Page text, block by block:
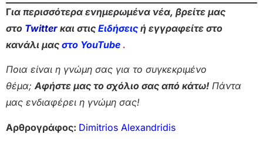
Για περισσότερα ενημερωμένα νέα, βρείτε μας
στο Twitter και στις Ειδήσεις ή εγγραφείτε στο
κανάλι μας στο YouTube .
Ποια είναι η γνώμη σας για το συγκεκριμένο
θέμα;Αφήστε μας το σχόλιο σας από κάτω! Πάντα
μας ενδιαφέρει η γνώμη σας!
Αρθρογράφος: Dimitrios Alexandridis